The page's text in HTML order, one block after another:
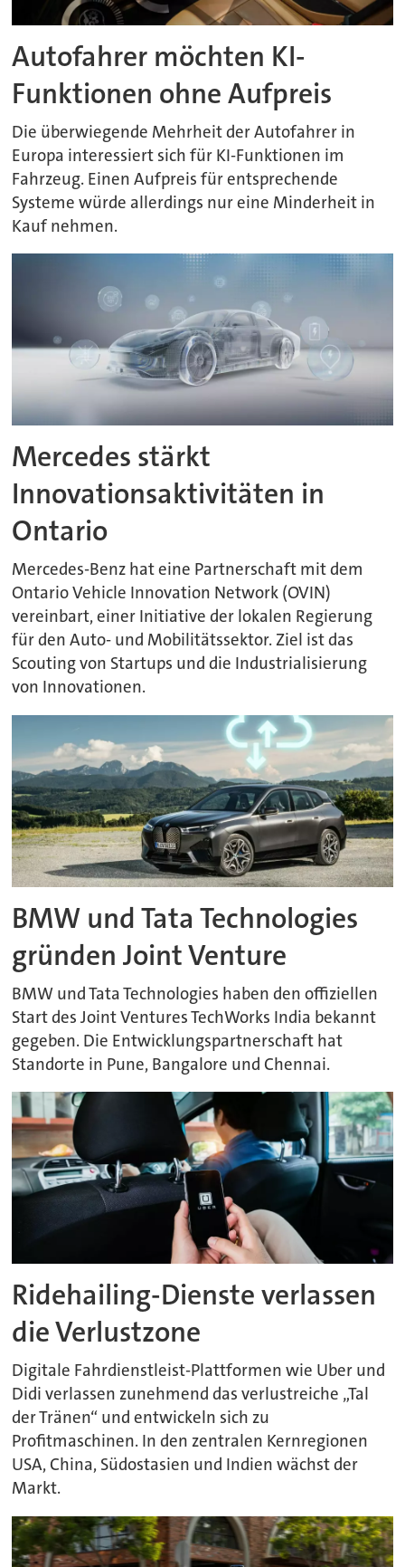
Autofahrer möchten KI-
Funktionen ohne Aufpreis
Die überwiegende Mehrheit der Autofahrer in
Europa interessiert sich für KI-Funktionen im
Fahrzeug. Einen Aufpreis für entsprechende
Systeme würde allerdings nur eine Minderheit in
Kauf nehmen.
Mercedes stärkt
Innovationsaktivitäten in
Ontario
Mercedes-Benz hat eine Partnerschaft mit dem
Ontario Vehicle Innovation Network (OVIN)
vereinbart, einer Initiative der lokalen Regierung
für den Auto- und Mobilitätssektor. Ziel ist das
Scouting von Startups und die Industrialisierung
von Innovationen.
BMW und Tata Technologies
gründen Joint Venture
BMW und Tata Technologies haben den offiziellen
Start des Joint Ventures TechWorks India bekannt
gegeben. Die Entwicklungspartnerschaft hat
Standorte in Pune, Bangalore und Chennai.
Ridehailing-Dienste verlassen
die Verlustzone
Digitale Fahrdienstleist-Plattformen wie Uber und
Didi verlassen zunehmend das verlustreiche „Tal
der Tränen“ und entwickeln sich zu
Profitmaschinen. In den zentralen Kernregionen
USA, China, Südostasien und Indien wächst der
Markt.